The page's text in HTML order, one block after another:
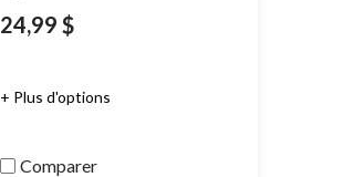
24,99 $
+ Plus d'options
Comparer